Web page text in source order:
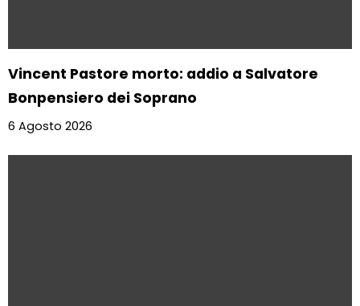
Vincent Pastore morto: addio a Salvatore
Bonpensiero dei Soprano
6 Agosto 2026